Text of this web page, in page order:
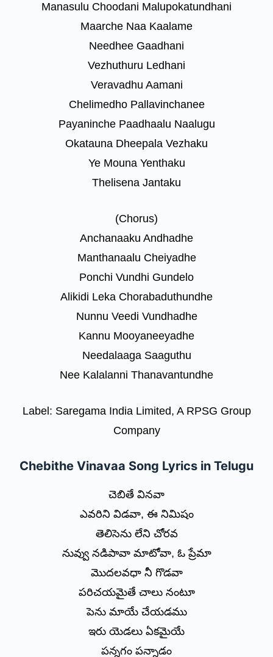
Manasulu Choodani Malupokatundhani
Maarche Naa Kaalame
Needhee Gaadhani
Vezhuthuru Ledhani
Veravadhu Aamani
Chelimedho Pallavinchanee
Payaninche Paadhaalu Naalugu
Okatauna Dheepala Vezhaku
Ye Mouna Yenthaku
Thelisena Jantaku
(Chorus)
Anchanaaku Andhadhe
Manthanaalu Cheiyadhe
Ponchi Vundhi Gundelo
Alikidi Leka Chorabaduthundhe
Nunnu Veedi Vundhadhe
Kannu Mooyaneeyadhe
Needalaaga Saaguthu
Nee Kalalanni Thanavantundhe
Label: Saregama India Limited, A RPSG Group
Company
Chebithe Vinavaa Song Lyrics in Telugu
చెబితే వినవా
ఎవరిని విడవా, ఈ నిమిషం
తెలిసెను లేని చోరవ
నువ్వు నడిపావా మాటోవా, ఓ ప్రేమా
మొదలవధా నీ గొడవా
పరిచయమైతే చాలు నంటూ
పెను మాయే చేయడము
ఇరు యెడలు ఏకమైయే
పన్నగం పన్నాడం